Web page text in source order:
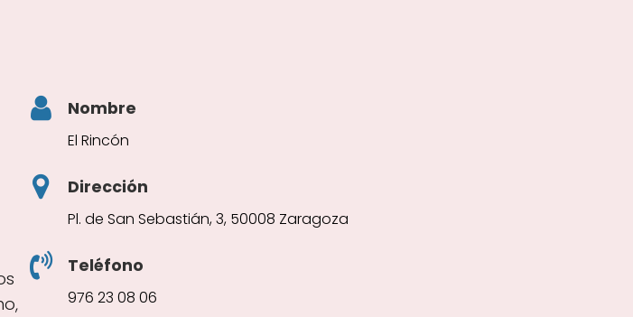
Nombre
El Rincón
Dirección
Pl. de San Sebastián, 3, 50008 Zaragoza
Teléfono
976 23 08 06